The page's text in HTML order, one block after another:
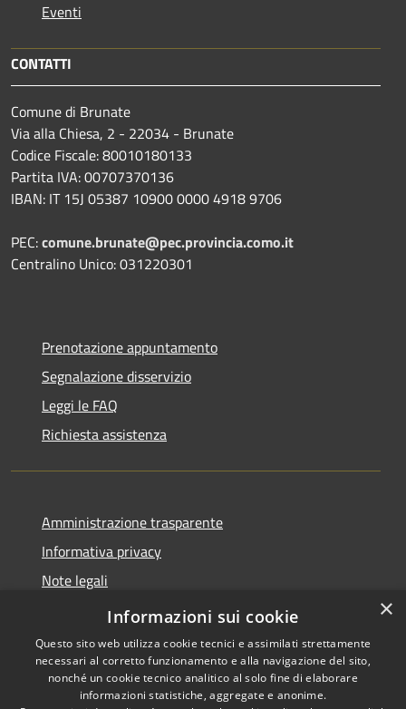
Eventi
CONTATTI
Comune di Brunate
Via alla Chiesa, 2 - 22034 - Brunate
Codice Fiscale: 80010180133
Partita IVA: 00707370136
IBAN: IT 15J 05387 10900 0000 4918 9706
PEC:comune.brunate@pec.provincia.como.it
Centralino Unico: 031220301
Prenotazione appuntamento
Segnalazione disservizio
Leggi le FAQ
Richiesta assistenza
Amministrazione trasparente
Informativa privacy
Note legali
Dichiarazione di accessibilità
Copyright © 2026 • Comune di
×
Informazioni sui cookie
Questo sito web utilizza cookie tecnici e assimilati strettamente
necessari al corretto funzionamento e alla navigazione del sito,
nonché un cookie tecnico analitico al solo fine di elaborare
informazioni statistiche, aggregate e anonime.